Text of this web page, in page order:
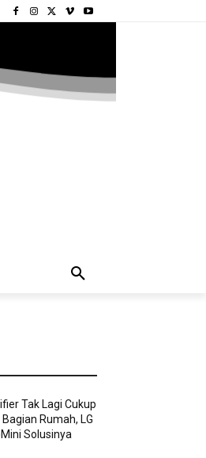
Tak Lagi Cukup
Rumah, LG
Solusinya